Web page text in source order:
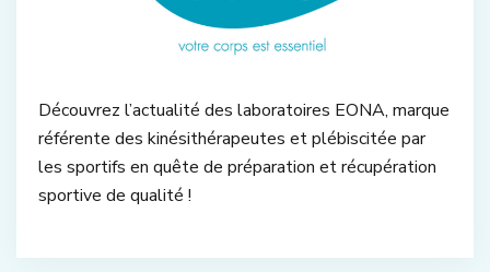
Découvrez l’actualité des laboratoires EONA, marque
référente des kinésithérapeutes et plébiscitée par
les sportifs en quête de préparation et récupération
sportive de qualité !